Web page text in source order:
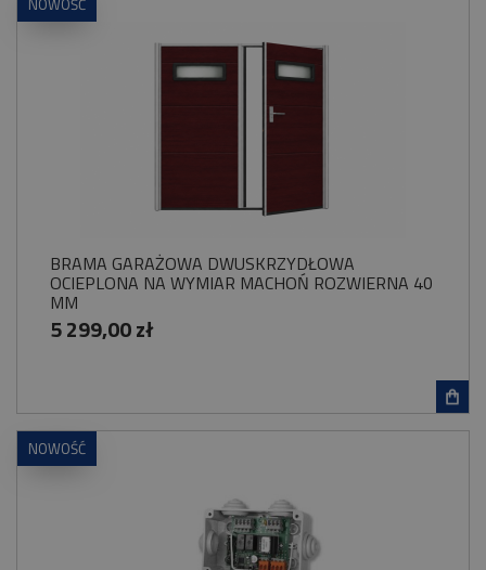
BRAMA GARAŻOWA DWUSKRZYDŁOWA
OCIEPLONA NA WYMIAR MACHOŃ ROZWIERNA 40
MM
5 299,00 zł
NOWOŚĆ